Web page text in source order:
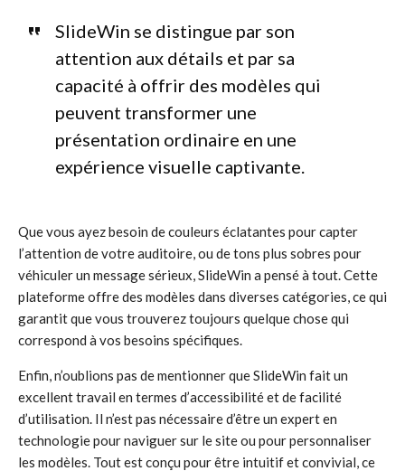
SlideWin se distingue par son
attention aux détails et par sa
capacité à offrir des modèles qui
peuvent transformer une
présentation ordinaire en une
expérience visuelle captivante.
Que vous ayez besoin de couleurs éclatantes pour capter
l’attention de votre auditoire, ou de tons plus sobres pour
véhiculer un message sérieux, SlideWin a pensé à tout. Cette
plateforme offre des modèles dans diverses catégories, ce qui
garantit que vous trouverez toujours quelque chose qui
correspond à vos besoins spécifiques.
Enfin, n’oublions pas de mentionner que SlideWin fait un
excellent travail en termes d’accessibilité et de facilité
d’utilisation. Il n’est pas nécessaire d’être un expert en
technologie pour naviguer sur le site ou pour personnaliser
les modèles. Tout est conçu pour être intuitif et convivial, ce